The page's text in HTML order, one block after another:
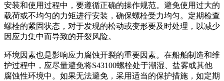
安装和使用过程中，要遵循正确的操作规范。避免使用过大的
载荷或不均匀的力矩进行安装，确保螺栓受力均匀。定期检查
螺栓的紧固状态，对于发现的松动或变形要及时处理，以减少
因应力集中而导致的开裂风险。
环境因素也是影响应力腐蚀开裂的重要因素。在船舶制造和维
护过程中，应尽量避免将S43100螺栓处于潮湿、盐雾或其他
腐蚀性环境中。如果无法避免，采用适当的保护措施，如定期